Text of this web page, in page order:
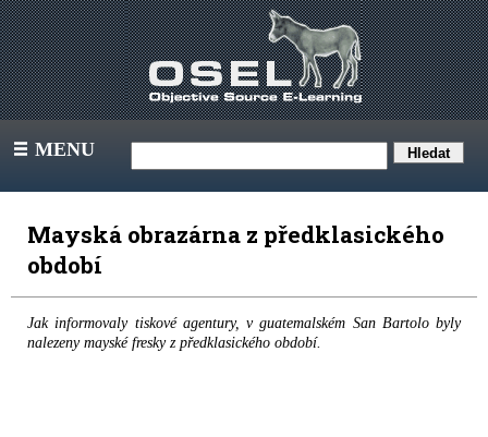
III MENU
Mayská obrazárna z předklasického
období
Jak informovaly tiskové agentury, v guatemalském San Bartolo byly
nalezeny mayské fresky z předklasického období.